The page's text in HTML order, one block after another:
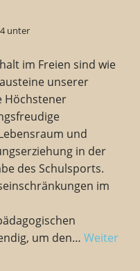
unter
im Freien sind wie
unserer
Höchstener
und
in der
des Schulsports.
im
um den… Weiter